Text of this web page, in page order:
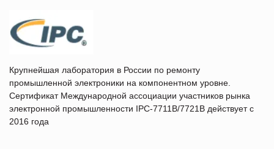
Крупнейшая лаборатория в России по ремонту
промышленной электроники на компонентном уровне.
Сертификат Международной ассоциации участников рынка
электронной промышленности IPC-7711B/7721B действует с
2016 года